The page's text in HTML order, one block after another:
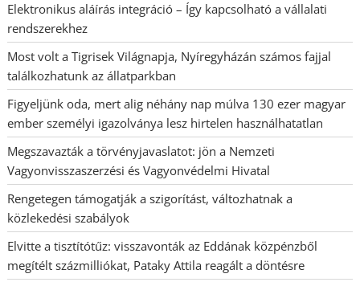
Elektronikus aláírás integráció – Így kapcsolható a vállalati
rendszerekhez
Most volt a Tigrisek Világnapja, Nyíregyházán számos fajjal
találkozhatunk az állatparkban
Figyeljünk oda, mert alig néhány nap múlva 130 ezer magyar
ember személyi igazolványa lesz hirtelen használhatatlan
Megszavazták a törvényjavaslatot: jön a Nemzeti
Vagyonvisszaszerzési és Vagyonvédelmi Hivatal
Rengetegen támogatják a szigorítást, változhatnak a
közlekedési szabályok
Elvitte a tisztítótűz: visszavonták az Eddának közpénzből
megítélt százmilliókat, Pataky Attila reagált a döntésre